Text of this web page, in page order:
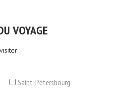
VOYAGE
:
Saint-Pétersbourg